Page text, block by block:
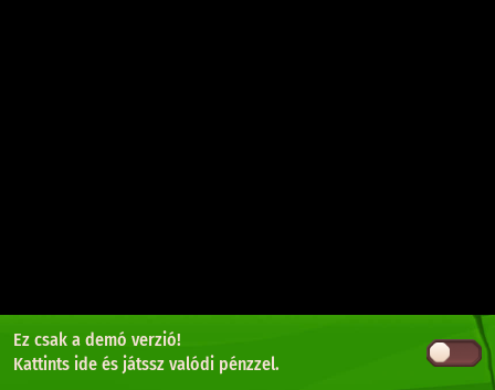
Ez csak a demó verzió!
Kattints ide és játssz valódi pénzzel.